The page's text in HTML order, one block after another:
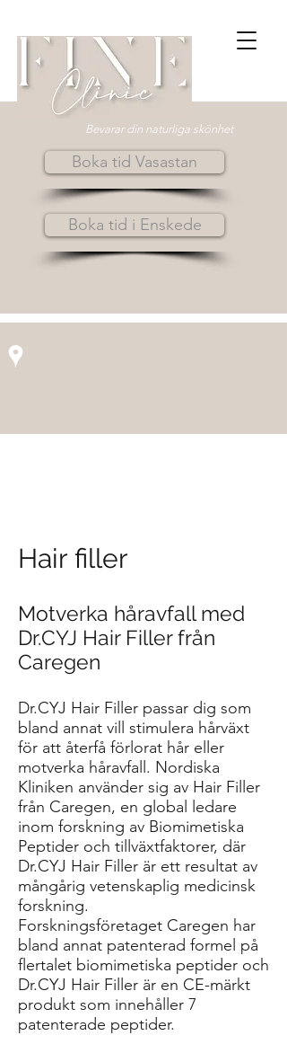
Bevarar din naturliga skönhet
Boka tid Vasastan
Boka tid i Enskede
Hair filler
Motverka håravfall med
Dr.CYJ Hair Filler från
Caregen
Dr.CYJ Hair Filler passar dig som
bland annat vill stimulera hårväxt
för att återfå förlorat hår eller
motverka håravfall. Nordiska
Kliniken använder sig av Hair Filler
från Caregen, en global ledare
inom forskning av Biomimetiska
Peptider och tillväxtfaktorer, där
Dr.CYJ Hair Filler är ett resultat av
mångårig vetenskaplig medicinsk
forskning.
Forskningsföretaget Caregen har
bland annat patenterad formel på
flertalet biomimetiska peptider och
Dr.CYJ Hair Filler är en CE-märkt
produkt som innehåller 7
patenterade peptider.